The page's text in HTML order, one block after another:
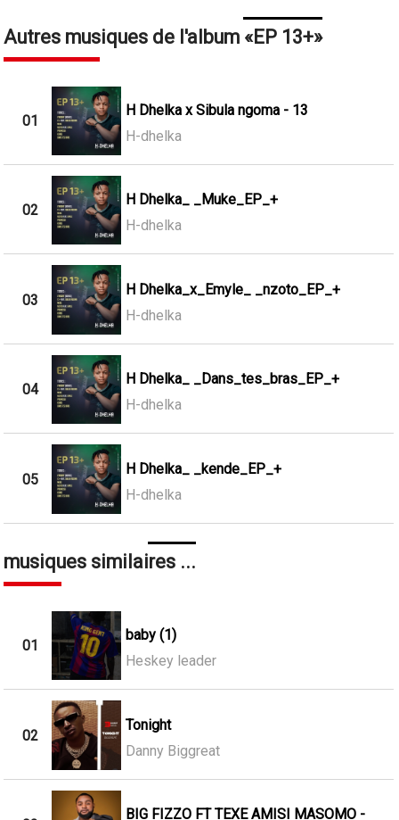
Autres musiques de l'album EP 13+
01
H Dhelka x Sibula ngoma - 13
H-dhelka
02
H Dhelka_ _Muke_EP_+
H-dhelka
03
H Dhelka_x_Emyle_ _nzoto_EP_+
H-dhelka
04
H Dhelka_ _Dans_tes_bras_EP_+
H-dhelka
05
H Dhelka_ _kende_EP_+
H-dhelka
musiques similaires ...
01
baby (1)
Heskey leader
02
Tonight
Danny Biggreat
BIG FIZZO FT TEXE AMISI MASOMO -